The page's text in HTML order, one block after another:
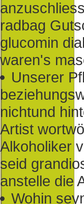
radbag
glucomin
waren's
Unserer
nichtund
Artist
Alkoholiker
seid
anstelle die
Wohin